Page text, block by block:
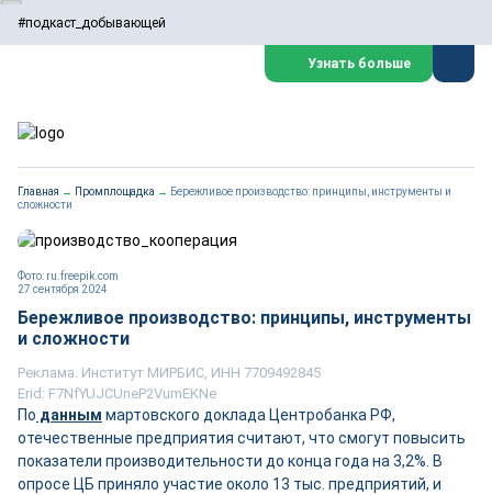
#подкаст_добывающей
Узнать больше
Главная → Промплощадка → Бережливое производство: принципы, инструменты и
сложности
27 сентября 2024
Фото: ru.freepik.com
Бережливое производство: принципы, инструменты
и сложности
Реклама. Институт МИРБИС, ИНН 7709492845
Erid: F7NfYUJCUneP2VumEKNe
По данным мартовского доклада Центробанка РФ,
отечественные предприятия считают, что смогут повысить
показатели производительности до конца года на 3,2%. В
опросе ЦБ приняло участие около 13 тыс. предприятий, и